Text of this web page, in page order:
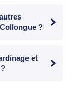
voisines :
Cabriès, Les
?
aide
et